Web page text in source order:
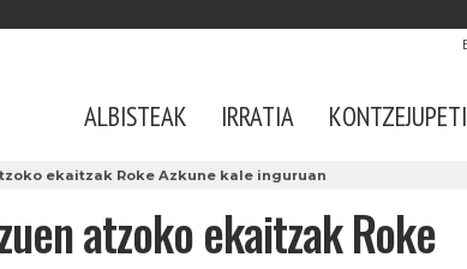
ALBISTEAK IRRATIA
ekaitzak Roke Azkune kale inguruan
atzoko ekaitzak Roke